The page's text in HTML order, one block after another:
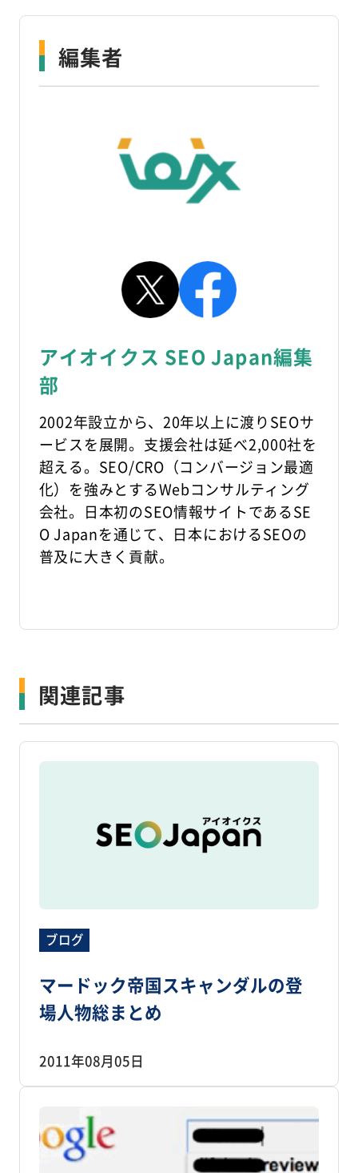
編集者
アイオイクス SEO Japan編集
部
2002年設立から、20年以上に渡りSEOサ
ービスを展開。支援会社は延べ2,000社を
超える。SEO/CRO（コンバージョン最適
化）を強みとするWebコンサルティング
会社。日本初のSEO情報サイトであるSE
O Japanを通じて、日本におけるSEOの
普及に大きく貢献。
関連記事
ブログ
マードック帝国スキャンダルの登
場人物総まとめ
2011年08月05日